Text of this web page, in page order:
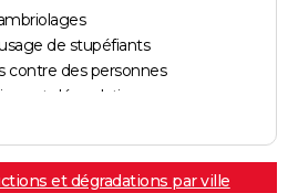
de stupéfiants
contre des personnes
et dégradations
et dégradations par ville